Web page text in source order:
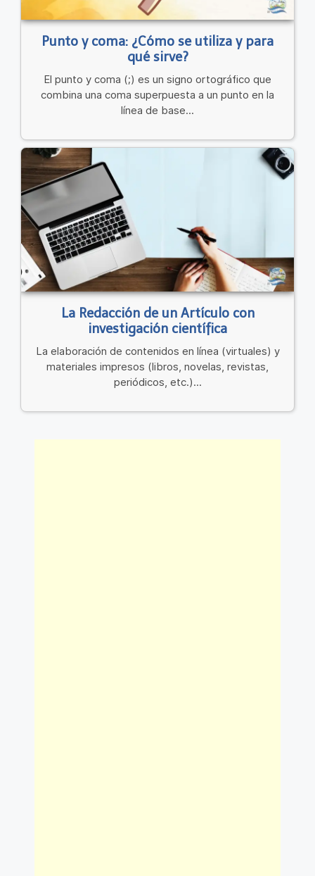
Punto y coma: ¿Cómo se utiliza y para
qué sirve?
El punto y coma (;) es un signo ortográfico que
combina una coma superpuesta a un punto en la
línea de base...
La Redacción de un Artículo con
investigación científica
La elaboración de contenidos en línea (virtuales) y
materiales impresos (libros, novelas, revistas,
periódicos, etc.)...